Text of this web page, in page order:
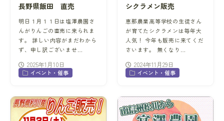
長野県飯田 直売
明日１月１１日は塩澤農園さ
んがりんごの直売に来られま
す。 詳しい内容がまだわから
ず、申し訳ございませ…
2025年1月10日
イベント・催事
シクラメン販売
恵那農業高等学校の生徒さん
が育てたシクラメンは毎年大
人気！ 今年も販売に来てくだ
さいます。 無くなり…
2024年11月29日
イベント・催事